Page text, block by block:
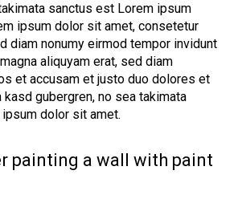
sanctus est Lorem ipsum
ipsum dolor sit amet, consetetur
diam nonumy eirmod tempor invidunt
aliquyam erat, sed diam
et accusam et justo duo dolores et
gubergren, no sea takimata
dolor sit amet.